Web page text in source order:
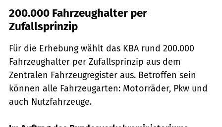
200.000 Fahrzeughalter per
Zufallsprinzip
Für die Erhebung wählt das KBA rund 200.000
Fahrzeughalter per Zufallsprinzip aus dem
Zentralen Fahrzeugregister aus. Betroffen sein
können alle Fahrzeugarten: Motorräder, Pkw und
auch Nutzfahrzeuge.